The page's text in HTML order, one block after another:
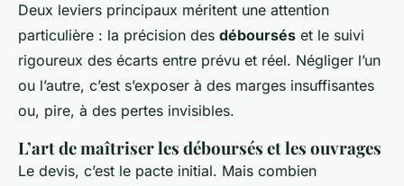
Deux leviers principaux méritent une attention
particulière : la précision des déboursés et le suivi
rigoureux des écarts entre prévu et réel. Négliger l’un
ou l’autre, c’est s’exposer à des marges insuffisantes
ou, pire, à des pertes invisibles.
L’art de maîtriser les déboursés et les ouvrages
Le devis, c’est le pacte initial. Mais combien